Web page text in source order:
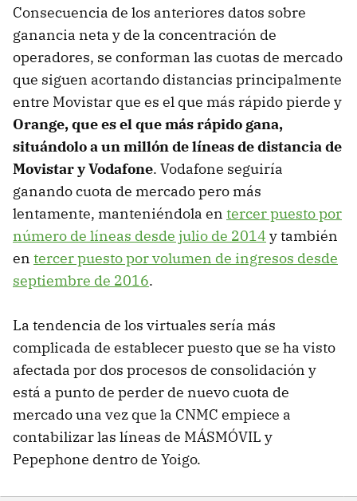
Consecuencia de los anteriores datos sobre
ganancia neta y de la concentración de
operadores, se conforman las cuotas de mercado
que siguen acortando distancias principalmente
entre Movistar que es el que más rápido pierde y
Orange, que es el que más rápido gana,
situándolo a un millón de líneas de distancia de
Movistar y Vodafone. Vodafone seguiría
ganando cuota de mercado pero más
lentamente, manteniéndola en tercer puesto por
número de líneas desde julio de 2014 y también
en tercer puesto por volumen de ingresos desde
septiembre de 2016.
La tendencia de los virtuales sería más
complicada de establecer puesto que se ha visto
afectada por dos procesos de consolidación y
está a punto de perder de nuevo cuota de
mercado una vez que la CNMC empiece a
contabilizar las líneas de MÁSMÓVIL y
Pepephone dentro de Yoigo.